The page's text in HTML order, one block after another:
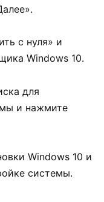
с нуля» и
Windows 10.
для
и нажмите
Windows 10 и
системы.